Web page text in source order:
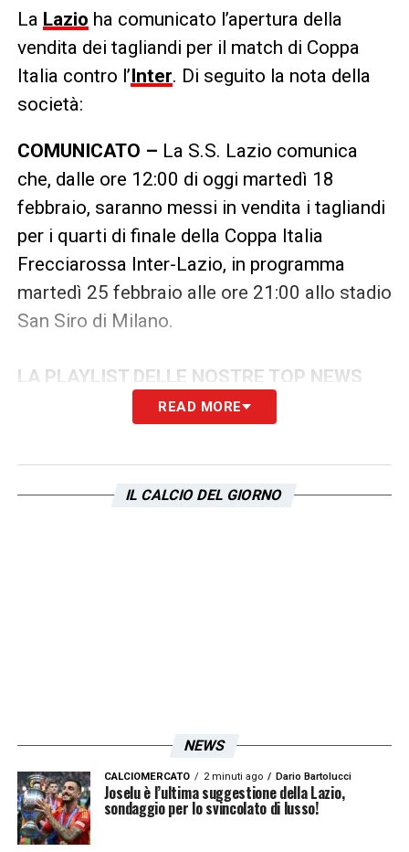
La Lazio ha comunicato l’apertura della
vendita dei tagliandi per il match di Coppa
Italia contro l’Inter. Di seguito la nota della
società:
COMUNICATO – La S.S. Lazio comunica
che, dalle ore 12:00 di oggi martedì 18
febbraio, saranno messi in vendita i tagliandi
per i quarti di finale della Coppa Italia
Frecciarossa Inter-Lazio, in programma
martedì 25 febbraio alle ore 21:00 allo stadio
San Siro di Milano.
LA PLAYLIST DELLE NOSTRE TOP NEWS
READ MORE
IL CALCIO DEL GIORNO
NEWS
CALCIOMERCATO 2 minuti ago Dario Bartolucci
Joselu è l’ultima suggestione della Lazio,
sondaggio per lo svincolato di lusso!